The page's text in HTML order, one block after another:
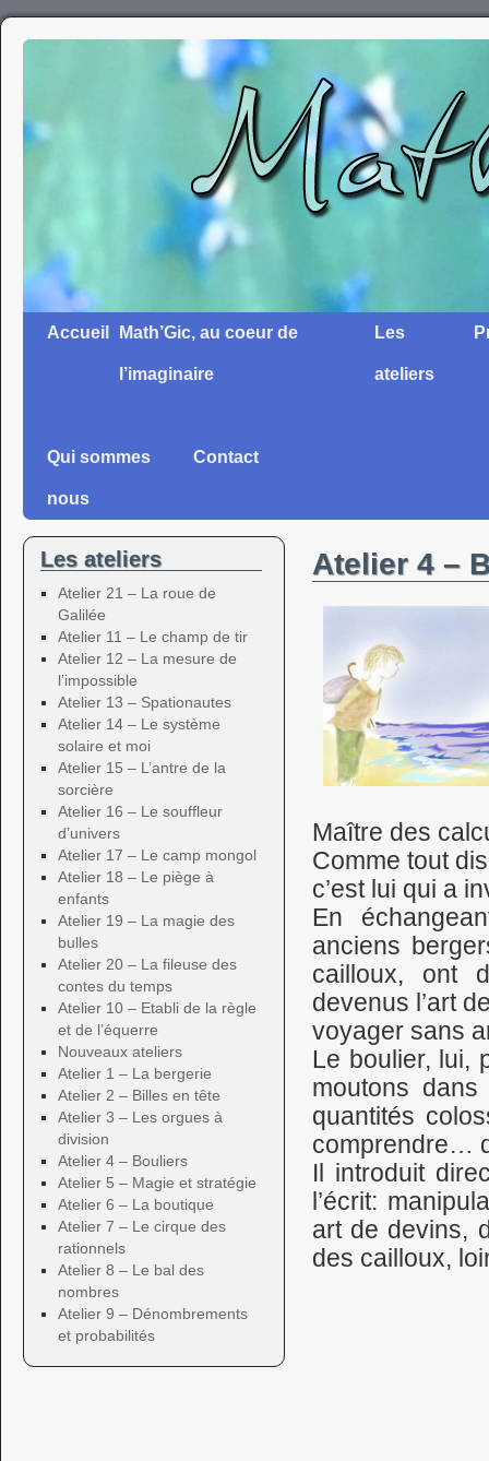
Accueil Math’Gic, au coeur de
l’imaginaire
Les
ateliers
Qui sommes
nous
Contact
Atelier 4 –
Maître des
Comme tout
c’est lui qui a
En
anciens
cailloux, ont
devenus l’art
voyager sans
Le boulier, lui,
moutons
quantités
comprendre…
Il introduit
l’écrit:
art de devins,
des cailloux,
Les ateliers
Atelier 21 – La roue de
Galilée
Atelier 11 – Le champ de tir
Atelier 12 – La mesure de
l’impossible
Atelier 13 – Spationautes
Atelier 14 – Le système
solaire et moi
Atelier 15 – L’antre de la
sorcière
Atelier 16 – Le souffleur
d’univers
Atelier 17 – Le camp mongol
Atelier 18 – Le piège à
enfants
Atelier 19 – La magie des
bulles
Atelier 20 – La fileuse des
contes du temps
Atelier 10 – Etabli de la règle
et de l’équerre
Nouveaux ateliers
Atelier 1 – La bergerie
Atelier 2 – Billes en tête
Atelier 3 – Les orgues à
division
Atelier 4 – Bouliers
Atelier 5 – Magie et stratégie
Atelier 6 – La boutique
Atelier 7 – Le cirque des
rationnels
Atelier 8 – Le bal des
nombres
Atelier 9 – Dénombrements
et probabilités